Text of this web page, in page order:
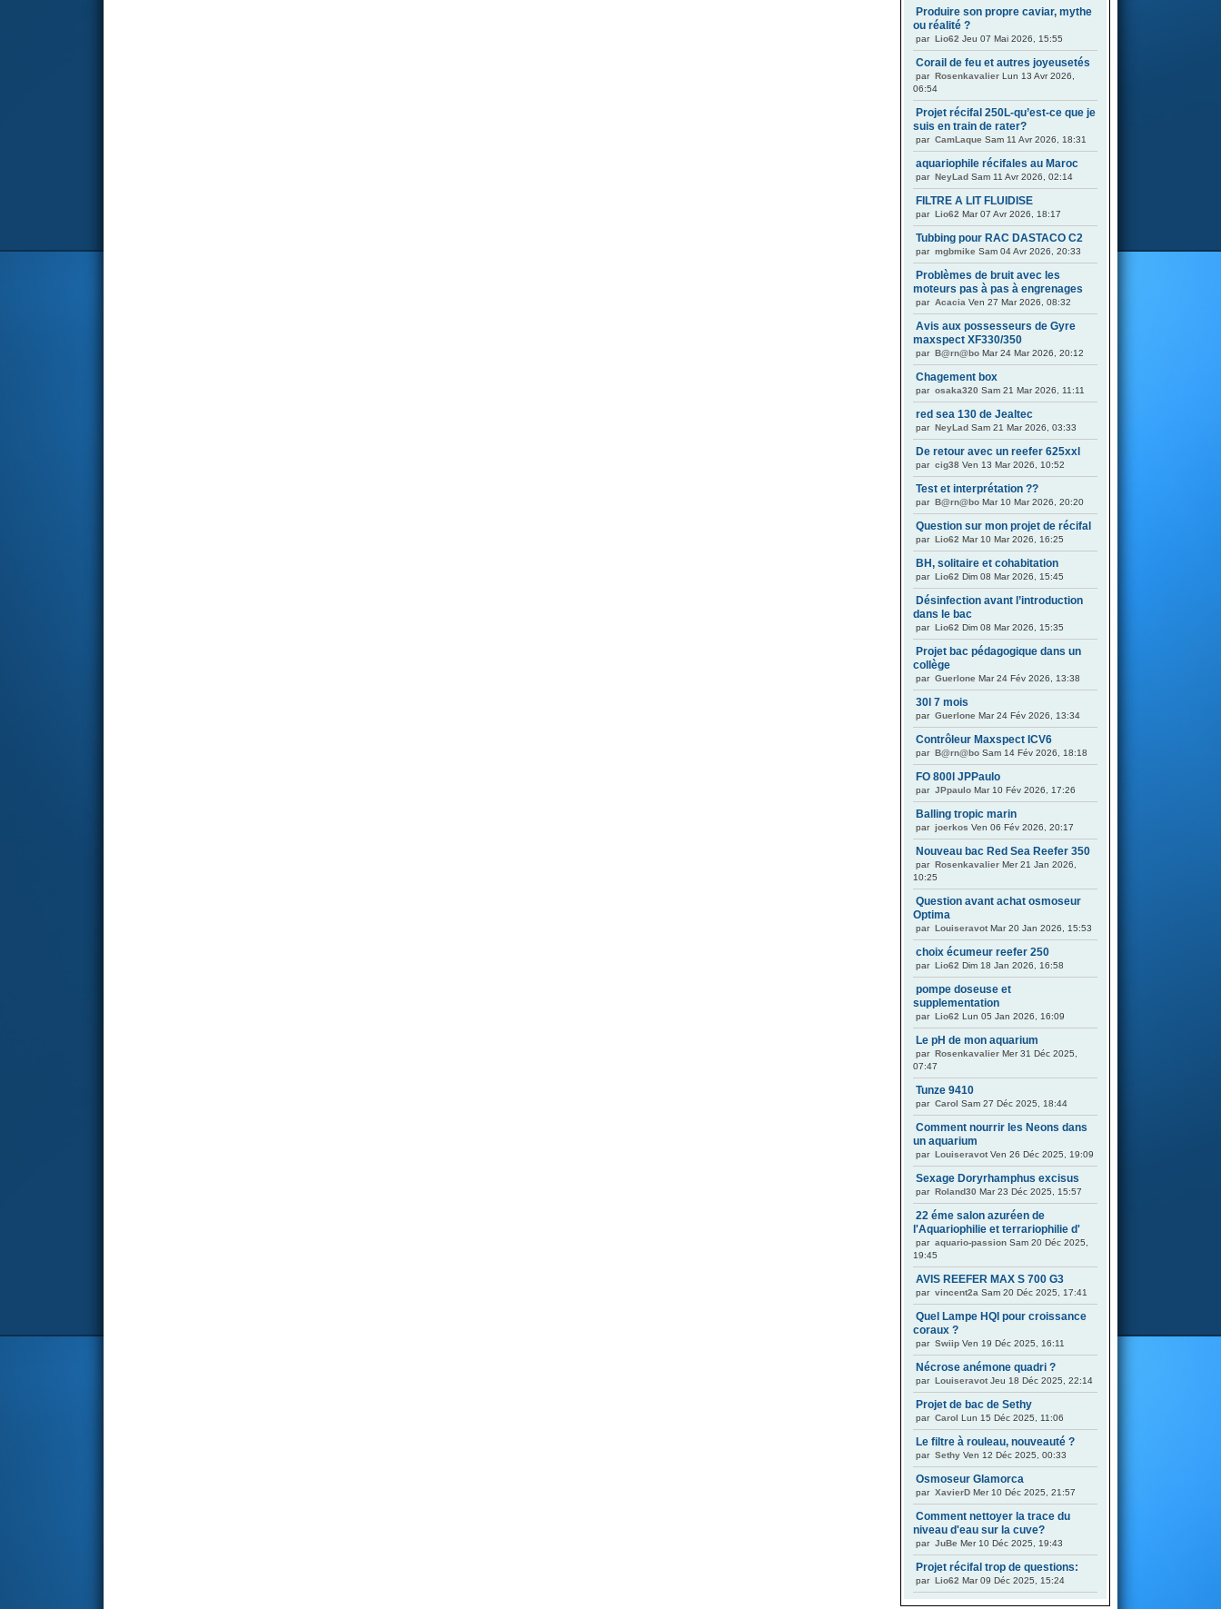
Produire son propre caviar, mythe
ou réalité ?
par Lio62 Jeu 07 Mai 2026, 15:55
Corail de feu et autres joyeusetés
par Rosenkavalier Lun 13 Avr 2026,
06:54
Projet récifal 250L-qu’est-ce que je
suis en train de rater?
par CamLaque Sam 11 Avr 2026, 18:31
aquariophile récifales au Maroc
par NeyLad Sam 11 Avr 2026, 02:14
FILTRE A LIT FLUIDISE
par Lio62 Mar 07 Avr 2026, 18:17
Tubbing pour RAC DASTACO C2
par mgbmike Sam 04 Avr 2026, 20:33
Problèmes de bruit avec les
moteurs pas à pas à engrenages
par Acacia Ven 27 Mar 2026, 08:32
Avis aux possesseurs de Gyre
maxspect XF330/350
par B@rn@bo Mar 24 Mar 2026, 20:12
Chagement box
par osaka320 Sam 21 Mar 2026, 11:11
red sea 130 de Jealtec
par NeyLad Sam 21 Mar 2026, 03:33
De retour avec un reefer 625xxl
par cig38 Ven 13 Mar 2026, 10:52
Test et interprétation ??
par B@rn@bo Mar 10 Mar 2026, 20:20
Question sur mon projet de récifal
par Lio62 Mar 10 Mar 2026, 16:25
BH, solitaire et cohabitation
par Lio62 Dim 08 Mar 2026, 15:45
Désinfection avant l’introduction
dans le bac
par Lio62 Dim 08 Mar 2026, 15:35
Projet bac pédagogique dans un
collège
par Guerlone Mar 24 Fév 2026, 13:38
30l 7 mois
par Guerlone Mar 24 Fév 2026, 13:34
Contrôleur Maxspect ICV6
par B@rn@bo Sam 14 Fév 2026, 18:18
FO 800l JPPaulo
par JPpaulo Mar 10 Fév 2026, 17:26
Balling tropic marin
par joerkos Ven 06 Fév 2026, 20:17
Nouveau bac Red Sea Reefer 350
par Rosenkavalier Mer 21 Jan 2026,
10:25
Question avant achat osmoseur
Optima
par Louiseravot Mar 20 Jan 2026, 15:53
choix écumeur reefer 250
par Lio62 Dim 18 Jan 2026, 16:58
pompe doseuse et
supplementation
par Lio62 Lun 05 Jan 2026, 16:09
Le pH de mon aquarium
par Rosenkavalier Mer 31 Déc 2025,
07:47
Tunze 9410
par Carol Sam 27 Déc 2025, 18:44
Comment nourrir les Neons dans
un aquarium
par Louiseravot Ven 26 Déc 2025, 19:09
Sexage Doryrhamphus excisus
par Roland30 Mar 23 Déc 2025, 15:57
22 éme salon azuréen de
l'Aquariophilie et terrariophilie d'
par aquario-passion Sam 20 Déc 2025,
19:45
AVIS REEFER MAX S 700 G3
par vincent2a Sam 20 Déc 2025, 17:41
Quel Lampe HQI pour croissance
coraux ?
par Swiip Ven 19 Déc 2025, 16:11
Nécrose anémone quadri ?
par Louiseravot Jeu 18 Déc 2025, 22:14
Projet de bac de Sethy
par Carol Lun 15 Déc 2025, 11:06
Le filtre à rouleau, nouveauté ?
par Sethy Ven 12 Déc 2025, 00:33
Osmoseur Glamorca
par XavierD Mer 10 Déc 2025, 21:57
Comment nettoyer la trace du
niveau d'eau sur la cuve?
par JuBe Mer 10 Déc 2025, 19:43
Projet récifal trop de questions:
par Lio62 Mar 09 Déc 2025, 15:24